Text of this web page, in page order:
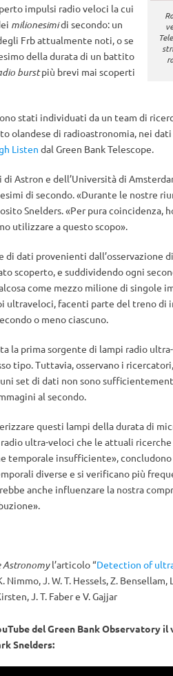
impulsi radio veloci la cui
milionesimidi secondo: un
Frb attualmente noti, o se
della durata di un battito
burstpiù brevi mai scoperti
stati individuati da un team di
olandese di radioastronomia, nei
Listen dal Green Bank Telescope.
Astron e dell’Università di
di secondo. «Durante le nostre
Snelders. «Per pura coincidenza,
utilizzare a questo scopo».
di dati provenienti dall’osservazione di
scoperto, e suddividendo ogni
come mezzo milione di singole
ultraveloci, facenti parte del treno di
o meno ciascuno.
la prima sorgente di lampi radio
tipo. Tuttavia, osservano i
set di dati non sono
al secondo.
questi lampi della durata di
ultra-veloci che le attuali
temporale insufficiente»,
diverse e si verificano più
anche influenzare la nostra
Astronomyl’articolo “Detection of
Nimmo, J. W. T. Hessels, Z. Bensellam,
J. T. Faber e V. Gajjar
del Green Bank Observatory
Snelders: